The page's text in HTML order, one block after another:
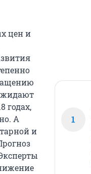
цен и
годах,
А
и
1